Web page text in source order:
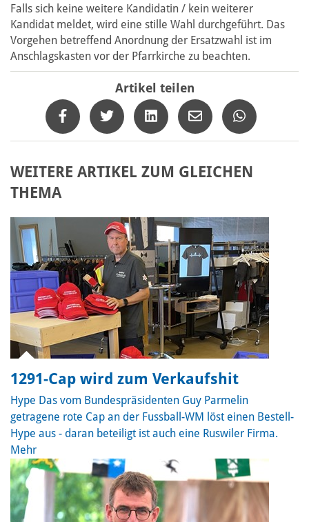
Falls sich keine weitere Kandidatin / kein weiterer
Kandidat meldet, wird eine stille Wahl durchgeführt. Das
Vorgehen betreffend Anordnung der Ersatzwahl ist im
Anschlagskasten vor der Pfarrkirche zu beachten.
Artikel teilen
WEITERE ARTIKEL ZUM GLEICHEN
THEMA
1291-Cap wird zum Verkaufshit
Hype Das vom Bundespräsidenten Guy Parmelin
getragene rote Cap an der Fussball-WM löst einen Bestell-
Hype aus - daran beteiligt ist auch eine Ruswiler Firma.
Mehr